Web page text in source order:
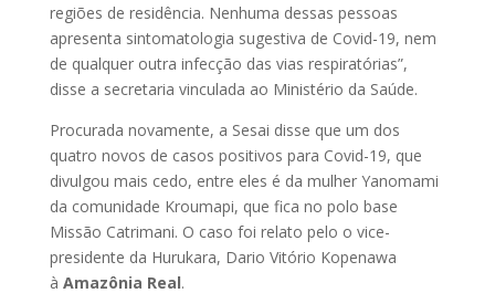
regiões de residência. Nenhuma dessas pessoas
apresenta sintomatologia sugestiva de Covid-19, nem
de qualquer outra infecção das vias respiratórias”,
disse a secretaria vinculada ao Ministério da Saúde.
Procurada novamente, a Sesai disse que um dos
quatro novos de casos positivos para Covid-19, que
divulgou mais cedo, entre eles é da mulher Yanomami
da comunidade Kroumapi, que fica no polo base
Missão Catrimani. O caso foi relato pelo o vice-
presidente da Hurukara, Dario Vitório Kopenawa
à Amazônia Real.